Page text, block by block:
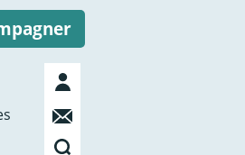
Mon
compte
Contact
Recherche